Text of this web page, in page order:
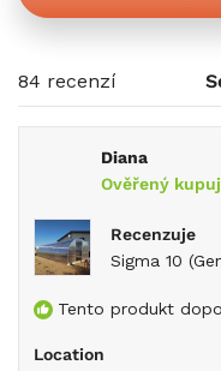
84 recenzí
Diana
Ověřený
Recenzuje
Sigma 10
Tento produkt
Location